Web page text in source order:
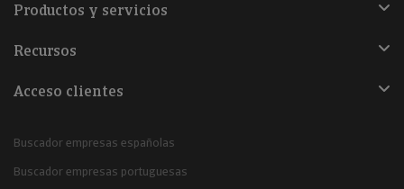
Productos y servicios
Recursos
Acceso clientes
Buscador empresas españolas
Buscador empresas portuguesas